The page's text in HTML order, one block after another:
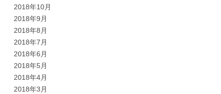
2018年10月
2018年9月
2018年8月
2018年7月
2018年6月
2018年5月
2018年4月
2018年3月